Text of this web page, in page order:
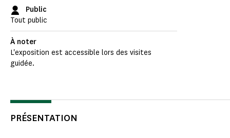
Public
Tout public
À noter
L'exposition est accessible lors des visites
guidée.
PRÉSENTATION